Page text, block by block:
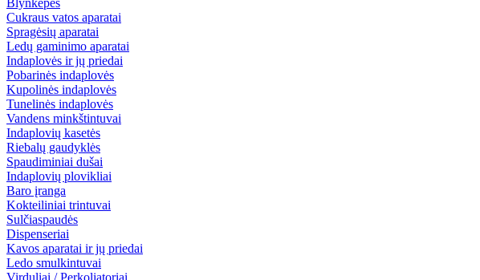
Blynkepės
Cukraus vatos aparatai
Spragėsių aparatai
Ledų gaminimo aparatai
Indaplovės ir jų priedai
Pobarinės indaplovės
Kupolinės indaplovės
Tunelinės indaplovės
Vandens minkštintuvai
Indaplovių kasetės
Riebalų gaudyklės
Spaudiminiai dušai
Indaplovių plovikliai
Baro įranga
Kokteiliniai trintuvai
Sulčiaspaudės
Dispenseriai
Kavos aparatai ir jų priedai
Ledo smulkintuvai
Virduliai / Perkoliatoriai